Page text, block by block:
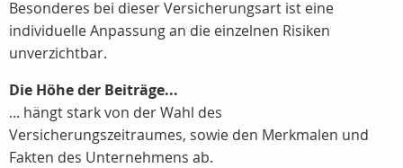
Besonderes bei dieser Versicherungsart ist eine
individuelle Anpassung an die einzelnen Risiken
unverzichtbar.
Die Höhe der Beiträge...
... hängt stark von der Wahl des
Versicherungszeitraumes, sowie den Merkmalen und
Fakten des Unternehmens ab.